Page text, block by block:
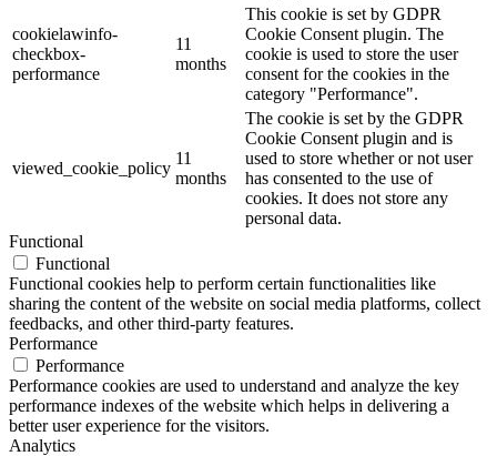
cookielawinfo-
checkbox-
performance
11
months
This cookie is set by GDPR
Cookie Consent plugin. The
cookie is used to store the user
consent for the cookies in the
category "Performance".
viewed_cookie_policy
11
months
The cookie is set by the GDPR
Cookie Consent plugin and is
used to store whether or not user
has consented to the use of
cookies. It does not store any
personal data.
Functional
Functional
Functional cookies help to perform certain functionalities like
sharing the content of the website on social media platforms, collect
feedbacks, and other third-party features.
Performance
Performance
Performance cookies are used to understand and analyze the key
performance indexes of the website which helps in delivering a
better user experience for the visitors.
Analytics